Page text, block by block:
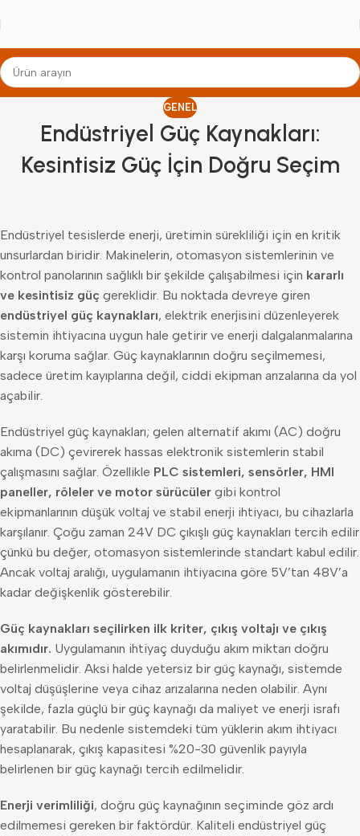
GENEL
Endüstriyel Güç Kaynakları:
Kesintisiz Güç İçin Doğru Seçim
Endüstriyel tesislerde enerji, üretimin sürekliliği için en kritik
unsurlardan biridir. Makinelerin, otomasyon sistemlerinin ve
kontrol panolarının sağlıklı bir şekilde çalışabilmesi için kararlı
ve kesintisiz güç gereklidir. Bu noktada devreye giren
endüstriyel güç kaynakları, elektrik enerjisini düzenleyerek
sistemin ihtiyacına uygun hale getirir ve enerji dalgalanmalarına
karşı koruma sağlar. Güç kaynaklarının doğru seçilmemesi,
sadece üretim kayıplarına değil, ciddi ekipman arızalarına da yol
açabilir.
Endüstriyel güç kaynakları; gelen alternatif akımı (AC) doğru
akıma (DC) çevirerek hassas elektronik sistemlerin stabil
çalışmasını sağlar. Özellikle PLC sistemleri, sensörler, HMI
paneller, röleler ve motor sürücüler gibi kontrol
ekipmanlarının düşük voltaj ve stabil enerji ihtiyacı, bu cihazlarla
karşılanır. Çoğu zaman 24V DC çıkışlı güç kaynakları tercih edilir
çünkü bu değer, otomasyon sistemlerinde standart kabul edilir.
Ancak voltaj aralığı, uygulamanın ihtiyacına göre 5V’tan 48V’a
kadar değişkenlik gösterebilir.
Güç kaynakları seçilirken ilk kriter, çıkış voltajı ve çıkış
akımıdır. Uygulamanın ihtiyaç duyduğu akım miktarı doğru
belirlenmelidir. Aksi halde yetersiz bir güç kaynağı, sistemde
voltaj düşüşlerine veya cihaz arızalarına neden olabilir. Aynı
şekilde, fazla güçlü bir güç kaynağı da maliyet ve enerji israfı
yaratabilir. Bu nedenle sistemdeki tüm yüklerin akım ihtiyacı
hesaplanarak, çıkış kapasitesi %20-30 güvenlik payıyla
belirlenen bir güç kaynağı tercih edilmelidir.
Enerji verimliliği, doğru güç kaynağının seçiminde göz ardı
edilmemesi gereken bir faktördür. Kaliteli endüstriyel güç